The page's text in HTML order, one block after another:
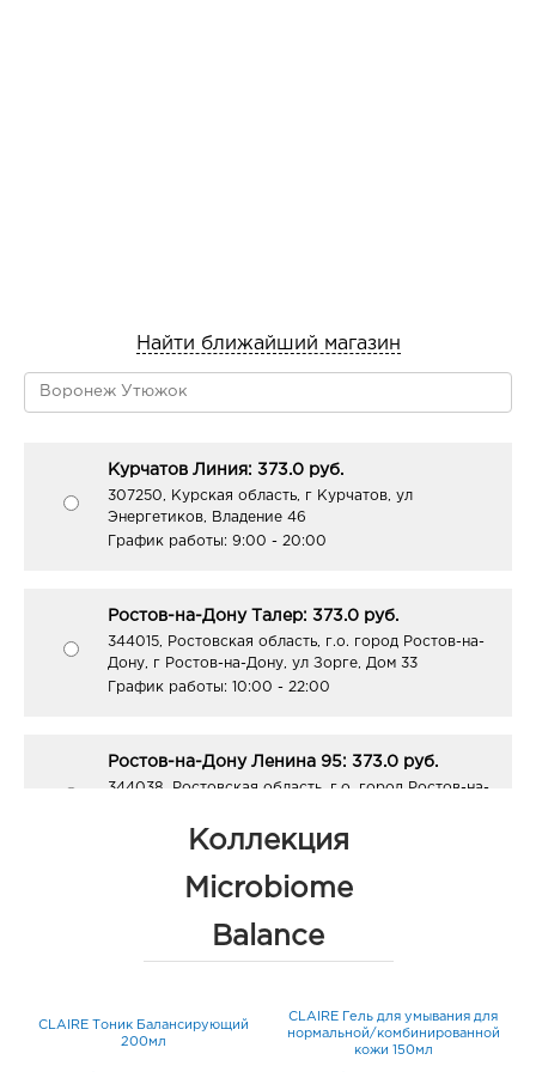
Найти ближайший магазин
Курчатов Линия: 373.0 руб.
307250, Курская область, г Курчатов, ул
Энергетиков, Владение 46
График работы: 9:00 - 20:00
Ростов-на-Дону Талер: 373.0 руб.
344015, Ростовская область, г.о. город Ростов-на-
Дону, г Ростов-на-Дону, ул Зорге, Дом 33
График работы: 10:00 - 22:00
Ростов-на-Дону Ленина 95: 373.0 руб.
344038, Ростовская область, г.о. город Ростов-на-
График работы:10:00 - 21:00
344015, Ростовская область, г.о. город Ростов-на-
Коллекция
Microbiome
Balance
CLAIRE Тоник Балансирующий
200мл
CLAIRE Гель для умывания для
нормальной/комбинированной
кожи 150мл